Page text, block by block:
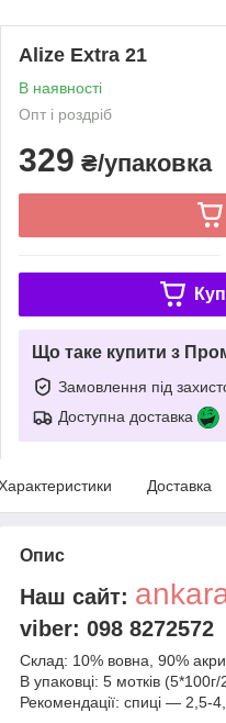
Alize Extra 21
В наявності
Опт і роздріб
329 ₴/упаковка
Що таке купити з
Замовлення під
Доступна доставка
Доставка
Опис
Наш сайт:
viber: 098 8272572
Склад: 10% вовна, 90%
В упаковці: 5 мотків
Рекомендації: спиці — 2,5-